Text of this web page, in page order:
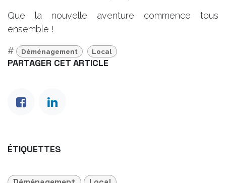
Que la nouvelle aventure commence tous
ensemble !
# Déménagement Local
PARTAGER CET ARTICLE
ÉTIQUETTES